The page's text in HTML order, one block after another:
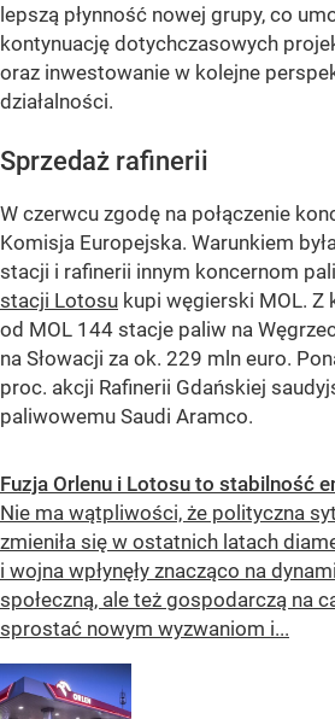
lepszą płynność nowej grupy, co
kontynuację dotychczasowych
oraz inwestowanie w kolejne
działalności.
Sprzedaż rafinerii
W czerwcu zgodę na połączenie
Komisja Europejska. Warunkiem
stacji i rafinerii innym koncernom
stacji Lotosu kupi węgierski MOL. Z
od MOL 144 stacje paliw na
na Słowacji za ok. 229 mln euro.
proc. akcji Rafinerii Gdańskiej
paliwowemu Saudi Aramco.
Fuzja Orlenu i Lotosu to stabilność
Nie ma wątpliwości, że polityczna
zmieniła się w ostatnich latach
i wojna wpłynęły znacząco na
społeczną, ale też gospodarczą na
sprostać nowym wyzwaniom i...